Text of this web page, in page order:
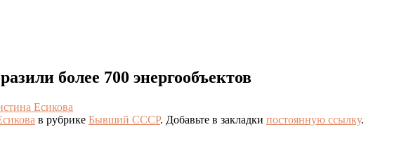
более 700 энергообъектов
Есикова
в рубрике Бывший СССР. Добавьте в закладки постоянную ссылку.